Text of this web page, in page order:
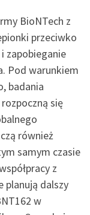
BioNTech z
przeciwko
zapobieganie
Pod warunkiem
badania
się
również
samym czasie
z
planują dalszy
w